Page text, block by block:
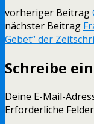
vorheriger Beitrag
nächster Beitrag
Gebet“ der
Schreibe
Deine E-Mail-
Erforderliche